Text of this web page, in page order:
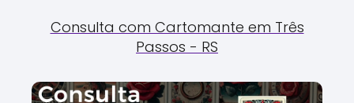
Consulta com Cartomante em Três
Passos - RS